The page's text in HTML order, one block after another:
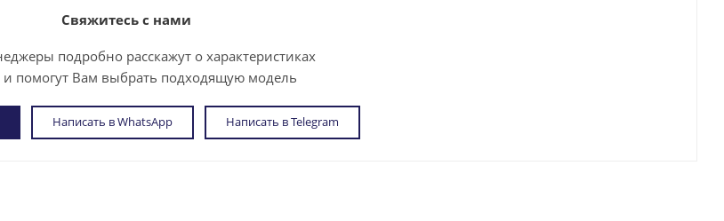
Свяжитесь с нами
подробно расскажут о характеристиках
и помогут Вам выбрать подходящую модель
Написать в WhatsApp Написать в Telegram